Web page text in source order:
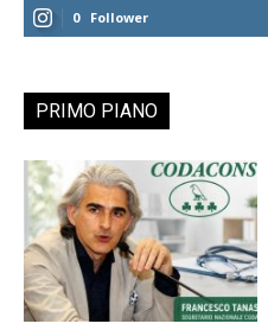
0 Follower
PRIMO PIANO